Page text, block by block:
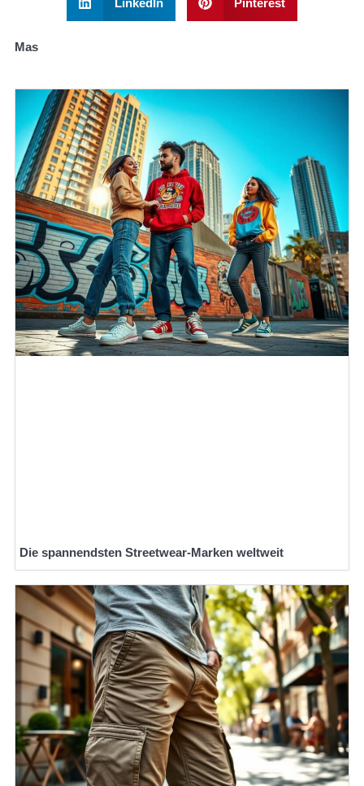
LinkedIn Pinterest
Mas
Die spannendsten Streetwear-Marken weltweit